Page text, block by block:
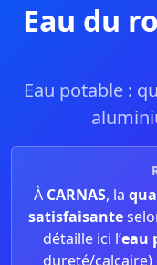
Eau du
Eau potable :
À CARNAS, la
satisfaisante
détaille ici l’eau
dureté/calcaire)